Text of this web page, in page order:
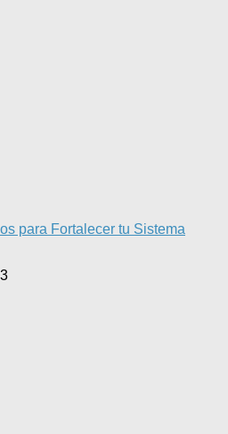
para Fortalecer tu Sistema